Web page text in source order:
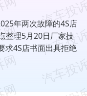
年两次故障的4S店
整理5月20日厂家技
求4S店书面出具拒绝